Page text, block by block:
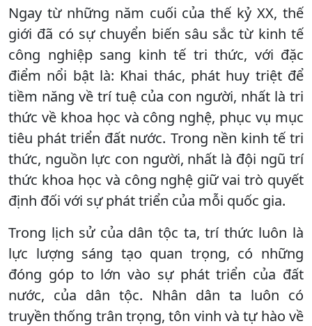
Ngay từ những năm cuối của thế kỷ XX, thế
giới đã có sự chuyển biến sâu sắc từ kinh tế
công nghiệp sang kinh tế tri thức, với đặc
điểm nổi bật là: Khai thác, phát huy triệt để
tiềm năng về trí tuệ của con người, nhất là tri
thức về khoa học và công nghệ, phục vụ mục
tiêu phát triển đất nước. Trong nền kinh tế tri
thức, nguồn lực con người, nhất là đội ngũ trí
thức khoa học và công nghệ giữ vai trò quyết
định đối với sự phát triển của mỗi quốc gia.
Trong lịch sử của dân tộc ta, trí thức luôn là
lực lượng sáng tạo quan trọng, có những
đóng góp to lớn vào sự phát triển của đất
nước, của dân tộc. Nhân dân ta luôn có
truyền thống trân trọng, tôn vinh và tự hào về